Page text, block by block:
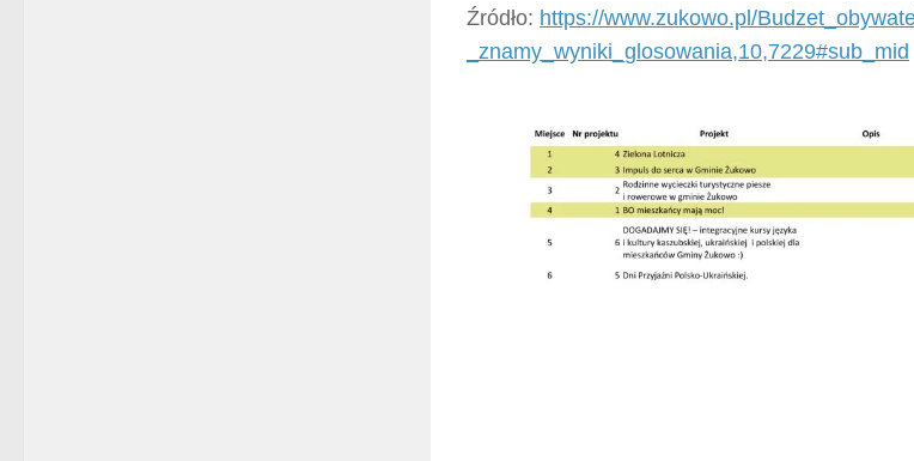
Źródło: https://www.zukowo.pl/
_znamy_wyniki_glosowania,10,7229#sub_mid